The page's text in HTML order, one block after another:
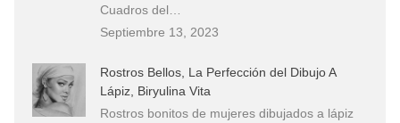
Cuadros del…
Septiembre 13, 2023
Rostros Bellos, La Perfección del Dibujo A
Lápiz, Biryulina Vita
Rostros bonitos de mujeres dibujados a lápiz